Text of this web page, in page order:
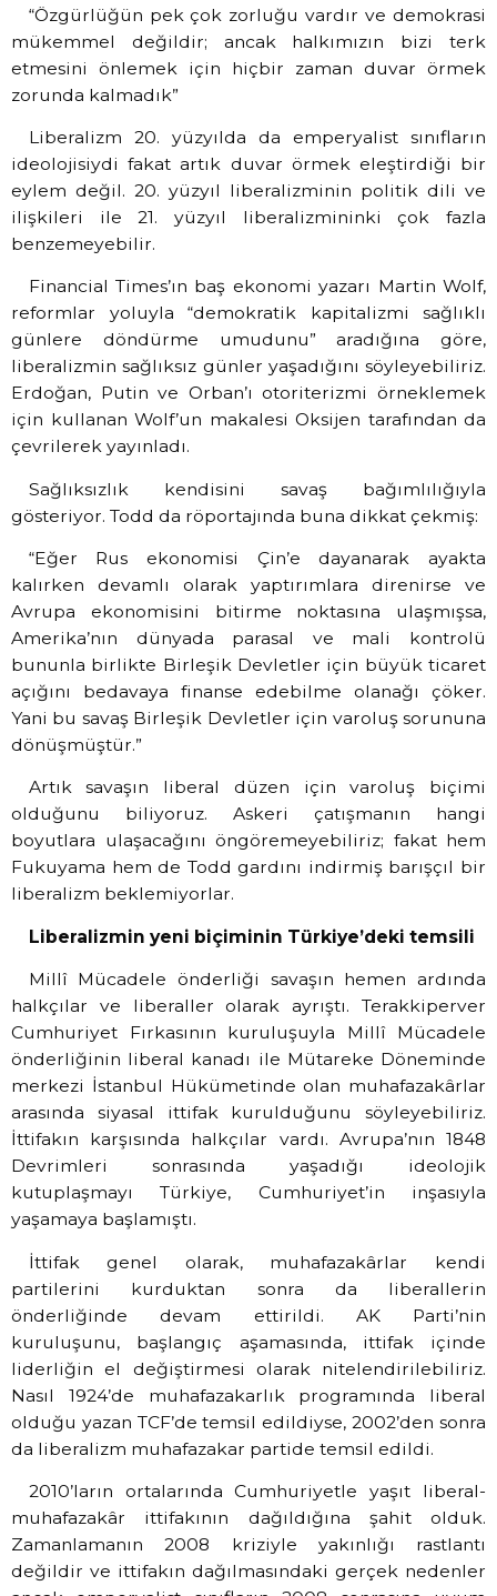
“Özgürlüğün pek çok zorluğu vardır ve demokrasi
mükemmel değildir; ancak halkımızın bizi terk
etmesini önlemek için hiçbir zaman duvar örmek
zorunda kalmadık”
Liberalizm 20. yüzyılda da emperyalist sınıfların
ideolojisiydi fakat artık duvar örmek eleştirdiği bir
eylem değil. 20. yüzyıl liberalizminin politik dili ve
ilişkileri ile 21. yüzyıl liberalizmininki çok fazla
benzemeyebilir.
Financial Times’ın baş ekonomi yazarı Martin Wolf,
reformlar yoluyla “demokratik kapitalizmi sağlıklı
günlere döndürme umudunu” aradığına göre,
liberalizmin sağlıksız günler yaşadığını söyleyebiliriz.
Erdoğan, Putin ve Orban’ı otoriterizmi örneklemek
için kullanan Wolf’un makalesi Oksijen tarafından da
çevrilerek yayınladı.
Sağlıksızlık kendisini savaş bağımlılığıyla
gösteriyor. Todd da röportajında buna dikkat çekmiş:
“Eğer Rus ekonomisi Çin’e dayanarak ayakta
kalırken devamlı olarak yaptırımlara direnirse ve
Avrupa ekonomisini bitirme noktasına ulaşmışsa,
Amerika’nın dünyada parasal ve mali kontrolü
bununla birlikte Birleşik Devletler için büyük ticaret
açığını bedavaya finanse edebilme olanağı çöker.
Yani bu savaş Birleşik Devletler için varoluş sorununa
dönüşmüştür.”
Artık savaşın liberal düzen için varoluş biçimi
olduğunu biliyoruz. Askeri çatışmanın hangi
boyutlara ulaşacağını öngöremeyebiliriz; fakat hem
Fukuyama hem de Todd gardını indirmiş barışçıl bir
liberalizm beklemiyorlar.
Liberalizmin yeni biçiminin Türkiye’deki temsili
Millî Mücadele önderliği savaşın hemen ardında
halkçılar ve liberaller olarak ayrıştı. Terakkiperver
Cumhuriyet Fırkasının kuruluşuyla Millî Mücadele
önderliğinin liberal kanadı ile Mütareke Döneminde
merkezi İstanbul Hükümetinde olan muhafazakârlar
arasında siyasal ittifak kurulduğunu söyleyebiliriz.
İttifakın karşısında halkçılar vardı. Avrupa’nın 1848
Devrimleri sonrasında yaşadığı ideolojik
kutuplaşmayı Türkiye, Cumhuriyet’in inşasıyla
yaşamaya başlamıştı.
İttifak genel olarak, muhafazakârlar kendi
partilerini kurduktan sonra da liberallerin
önderliğinde devam ettirildi. AK Parti’nin
kuruluşunu, başlangıç aşamasında, ittifak içinde
liderliğin el değiştirmesi olarak nitelendirilebiliriz.
Nasıl 1924’de muhafazakarlık programında liberal
olduğu yazan TCF’de temsil edildiyse, 2002’den sonra
da liberalizm muhafazakar partide temsil edildi.
2010’ların ortalarında Cumhuriyetle yaşıt liberal-
muhafazakâr ittifakının dağıldığına şahit olduk.
Zamanlamanın 2008 kriziyle yakınlığı rastlantı
değildir ve ittifakın dağılmasındaki gerçek nedenler